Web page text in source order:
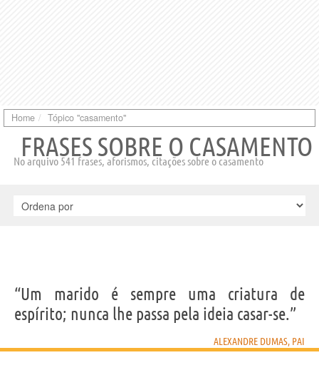
Home Tópico "casamento"
FRASES SOBRE O CASAMENTO
No arquivo 541 frases, aforismos, citações sobre o casamento
“Um marido é sempre uma criatura de
espírito; nunca lhe passa pela ideia casar-se.”
ALEXANDRE DUMAS, PAI